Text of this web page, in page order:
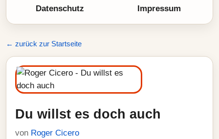
Datenschutz Impressum
← zurück zur Startseite
Du willst es doch auch
von Roger Cicero